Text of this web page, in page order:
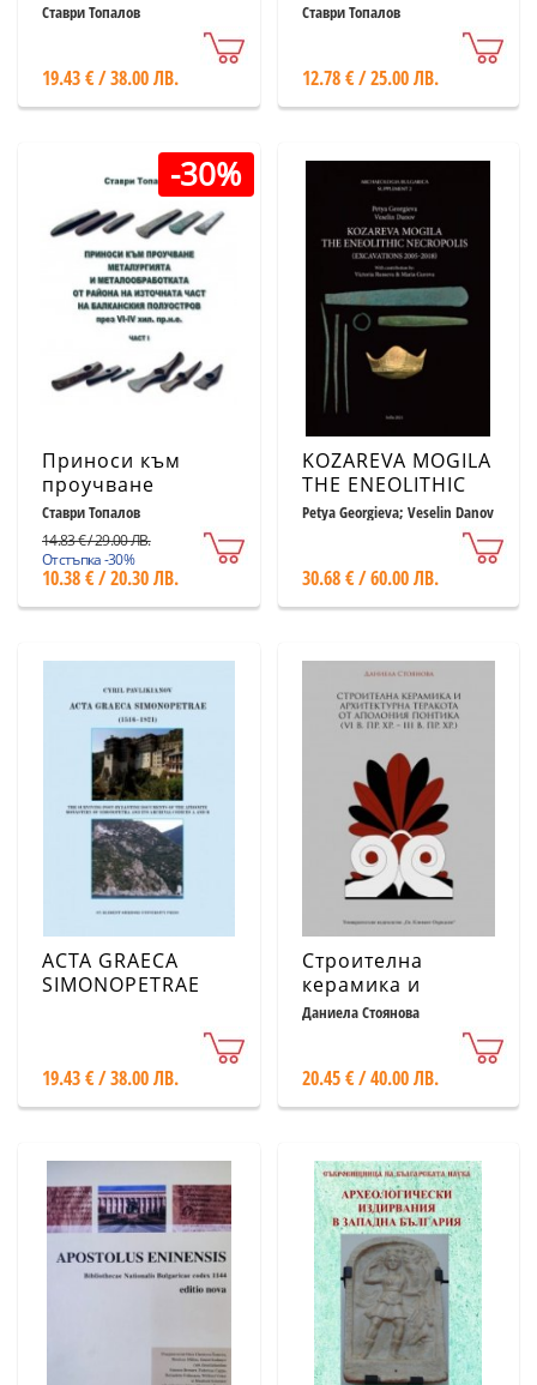
използваните и
предметоподобни
форми (твърда
Ставри Топалов
19.43 € / 38.00 ЛВ.
религията на
Варненската
цивилизация в
Ставри Топалов
12.78 € / 25.00 ЛВ.
-30%
Приноси към
проучване
металургията и
металообработката
от района на
източната част на
Балканския
Ставри Топалов
14.83 € / 29.00 ЛВ.
Отстъпка -30%
10.38 € / 20.30 ЛВ.
KOZAREVA MOGILA
THE ENEOLITHIC
NECROPOLIS
(excavations 2005-
Petya Georgieva; Veselin Danov
30.68 € / 60.00 ЛВ.
ACTA GRAECA
SIMONOPETRAE
19.43 € / 38.00 ЛВ.
Строителна
керамика и
архитектурна
Понтика{ VI В.
Пр.Хр.- III
Даниела Стоянова
20.45 € / 40.00 ЛВ.